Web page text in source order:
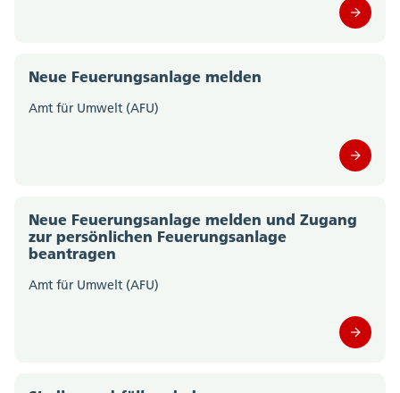
Steueramt (0)
Volksschulamt (0)
Neue Feuerungsanlage melden
Amt für Umwelt (AFU)
Neue Feuerungsanlage melden und Zugang
zur persönlichen Feuerungsanlage
beantragen
Amt für Umwelt (AFU)